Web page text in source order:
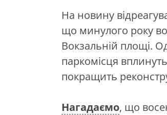
На новину
що минулого року
Вокзальній площі.
паркомісця
покращить
Нагадаємо, що